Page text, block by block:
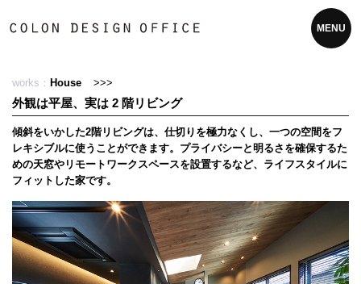
MENU
works： House >>>
外観は平屋、実は 2 階リビング
傾斜をいかした2階リビングは、仕切りを極力なくし、一つの空間をフ
レキシブルに使うことができます。プライバシーと明るさを確保するた
めの天窓やリモートワークスペースを設置するなど、ライフスタイルに
フィットした家です。